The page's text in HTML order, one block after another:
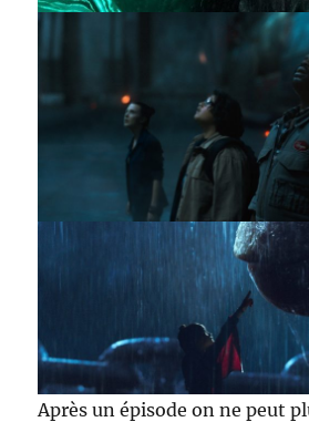
Après un épisode on ne peut